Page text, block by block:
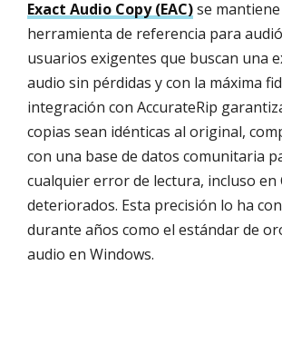
Exact Audio Copy (EAC)se
herramienta de referencia para
usuarios exigentes que buscan una
audio sin pérdidas y con la máxima
integración con AccurateRip
copias sean idénticas al original,
con una base de datos comunitaria
cualquier error de lectura, incluso en
deteriorados. Esta precisión lo ha
durante años como el estándar de
audio en Windows.